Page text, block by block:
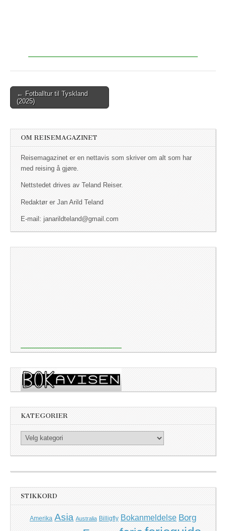
Post navigation
← Fotballtur til Tyskland
(2025)
OM REISEMAGAZINET
Reisemagazinet er en nettavis som skriver om alt som har
med reising å gjøre.
Nettstedet drives av Teland Reiser.
Redaktør er Jan Arild Teland
E-mail: janarildteland@gmail.com
KATEGORIER
Kategorier
STIKKORD
Amerika Asia Australia Billigfly Bokanmeldelse Borg